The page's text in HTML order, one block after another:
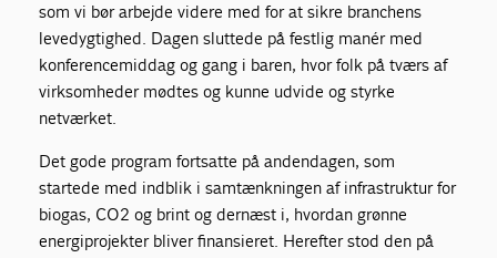
som vi bør arbejde videre med for at sikre branchens
levedygtighed. Dagen sluttede på festlig manér med
konferencemiddag og gang i baren, hvor folk på tværs af
virksomheder mødtes og kunne udvide og styrke
netværket.
Det gode program fortsatte på andendagen, som
startede med indblik i samtænkningen af infrastruktur for
biogas, CO2 og brint og dernæst i, hvordan grønne
energiprojekter bliver finansieret. Herefter stod den på